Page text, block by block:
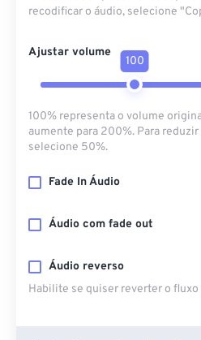
recodificar o áudio, selecione
Ajustar volume
100
100% representa o volume
aumente para 200%. Para
selecione 50%.
Fade In Áudio
Áudio com fade out
Áudio reverso
Habilite se quiser reverter o fluxo